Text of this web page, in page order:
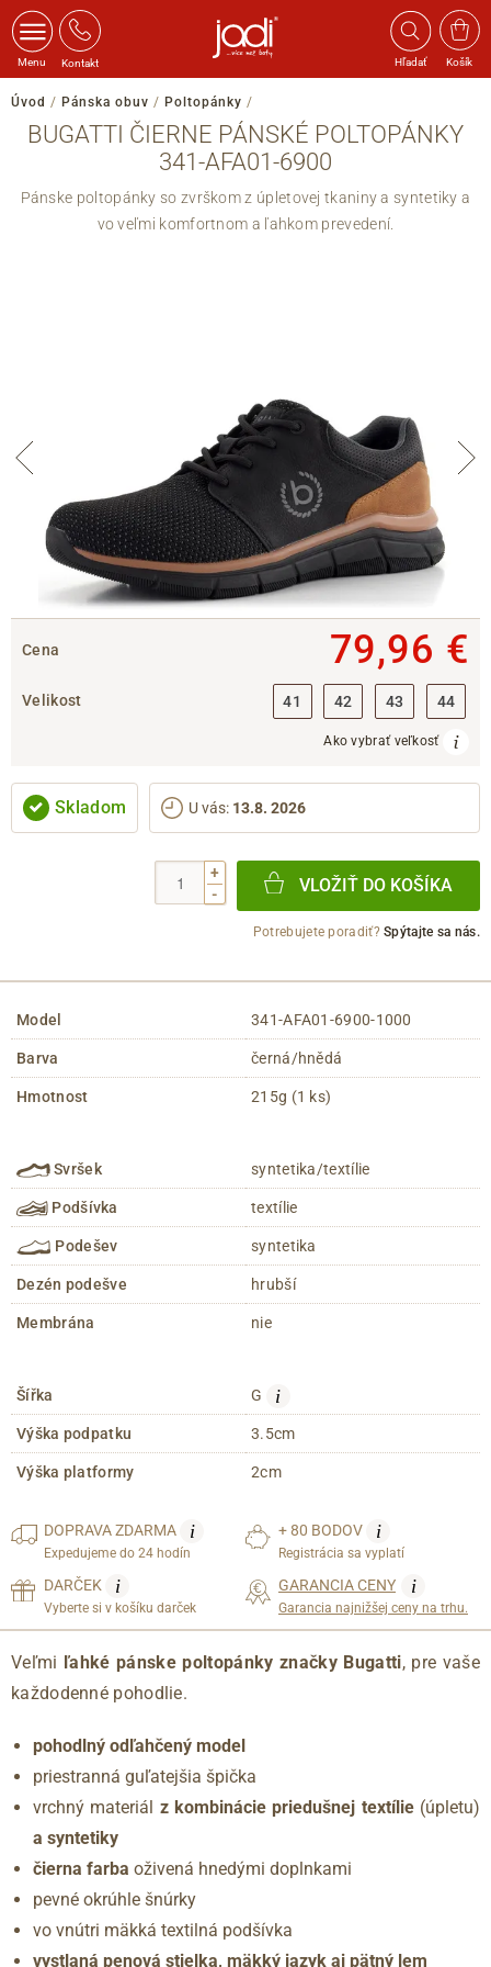
Menu Kontakt Hľadať Košík
Úvod / Pánska obuv / Poltopánky /
BUGATTI ČIERNE PÁNSKÉ POLTOPÁNKY
341-AFA01-6900
Pánske poltopánky so zvrškom z úpletovej tkaniny a syntetiky a
vo veľmi komfortnom a ľahkom prevedení.
Cena 79,96 €
Velikost 41 42 43 44
Ako vybrať veľkosť
Skladom U vás: 13.8. 2026
+
-
VLOŽIŤ DO KOŠÍKA
Potrebujete poradiť?Spýtajte sa nás.
Model 341-AFA01-6900-1000
Barva černá/hnědá
Hmotnost 215g (1 ks)
Svršek syntetika/textílie
Podšívka textílie
Podešev syntetika
Dezén podešve hrubší
Membrána nie
Šířka G i
Výška podpatku 3.5cm
Výška platformy 2cm
DOPRAVAZDARMA i
Expedujeme do 24 hodín
+ 80 BODOV i
Registrácia sa vyplatí
DARČEK i
Vyberte si v košíku darček
GARANCIA CENY i
Garancia najnižšej ceny na trhu.
Veľmi ľahké pánske poltopánky značky Bugatti, pre vaše
každodenné pohodlie.
pohodlný odľahčený model
priestranná guľatejšia špička
vrchný materiál z kombinácie priedušnej textílie (úpletu)
a syntetiky
čierna farba oživená hnedými doplnkami
pevné okrúhle šnúrky
vo vnútri mäkká textilná podšívka
vystlaná penová stielka, mäkký jazyk aj pätný lem